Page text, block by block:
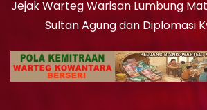
Jejak Warteg Warisan Lumbung
Sultan Agung dan Diplomasi